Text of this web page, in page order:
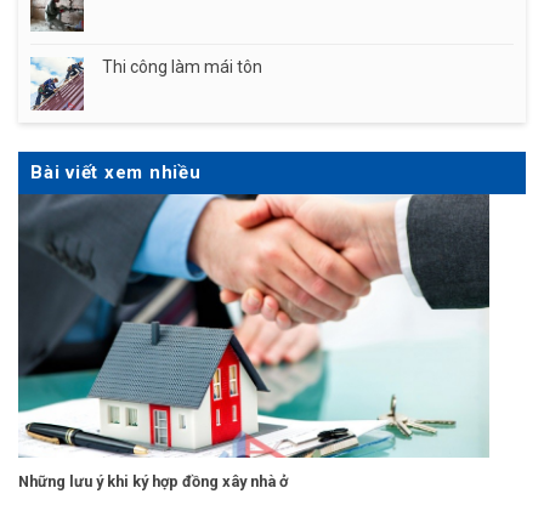
Thi công làm mái tôn
Bài viết xem nhiều
Những lưu ý khi ký hợp đồng xây nhà ở